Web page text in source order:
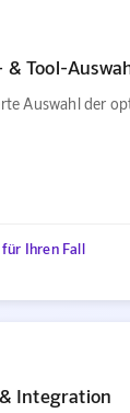
& Tool-
Auswahl der
Ihren Fall
Integration